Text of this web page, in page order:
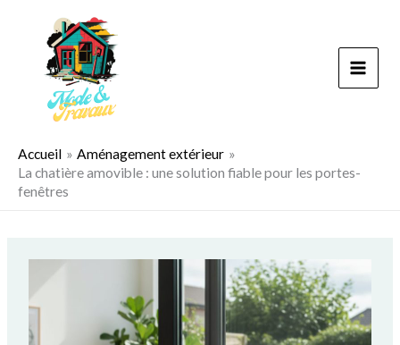
Accueil
Aménagement extérieur
La chatière amovible : une solution fiable pour les portes-
fenêtres